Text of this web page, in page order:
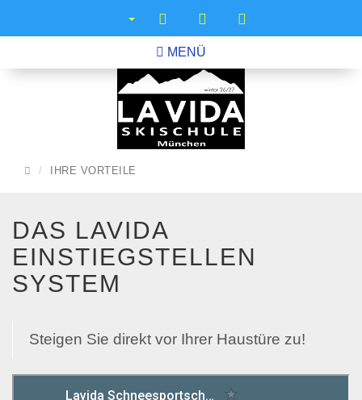
MENÜ
STARTSEITE
IHRE VORTEILE
DAS LAVIDA
EINSTIEGSTELLEN
SYSTEM
Steigen Sie direkt vor Ihrer Haustüre zu!